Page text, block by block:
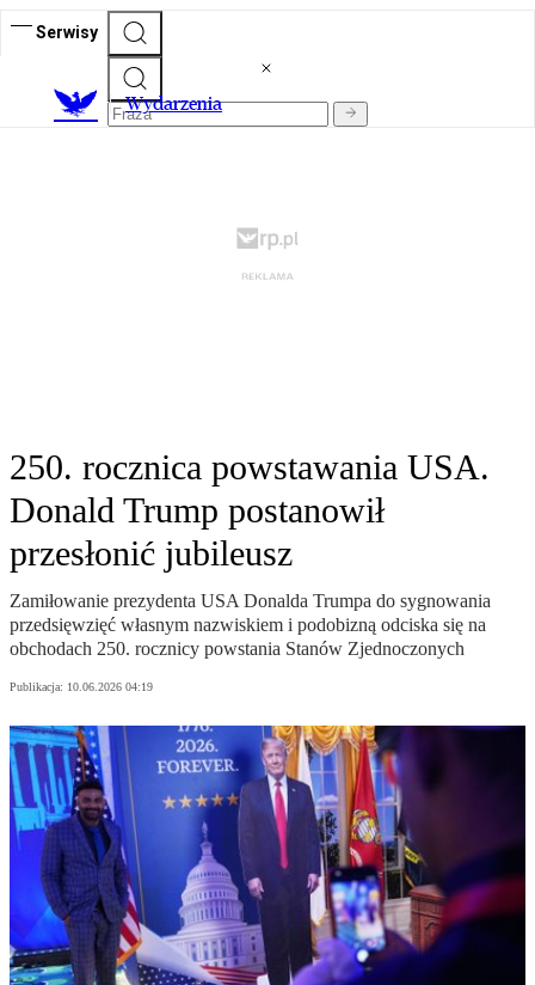
Serwisy
Wydarzenia
250. rocznica powstawania USA.
Donald Trump postanowił
przesłonić jubileusz
Zamiłowanie prezydenta USA Donalda Trumpa do sygnowania
przedsięwzięć własnym nazwiskiem i podobizną odciska się na
obchodach 250. rocznicy powstania Stanów Zjednoczonych
Publikacja: 10.06.2026 04:19